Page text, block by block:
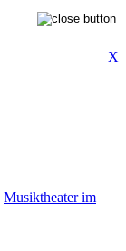
X
Musiktheater im